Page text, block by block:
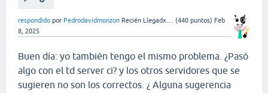
respondido por Pedrodavidmonzon Recién Llegadx.... (440 puntos) Feb
8, 2025
Buen día: yo también tengo el mismo problema. ¿Pasó
algo con el td server ci? y los otros servidores que se
sugieren no son los correctos. ¿ Alguna sugerencia